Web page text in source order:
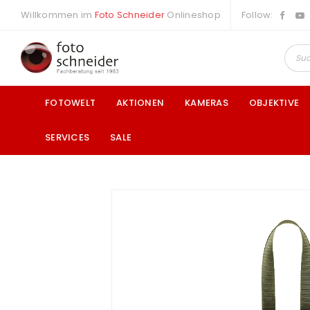
Willkommen im Foto Schneider Onlineshop Follow:
FOTOWELT AKTIONEN KAMERAS OBJEKTIVE
SERVICES SALE